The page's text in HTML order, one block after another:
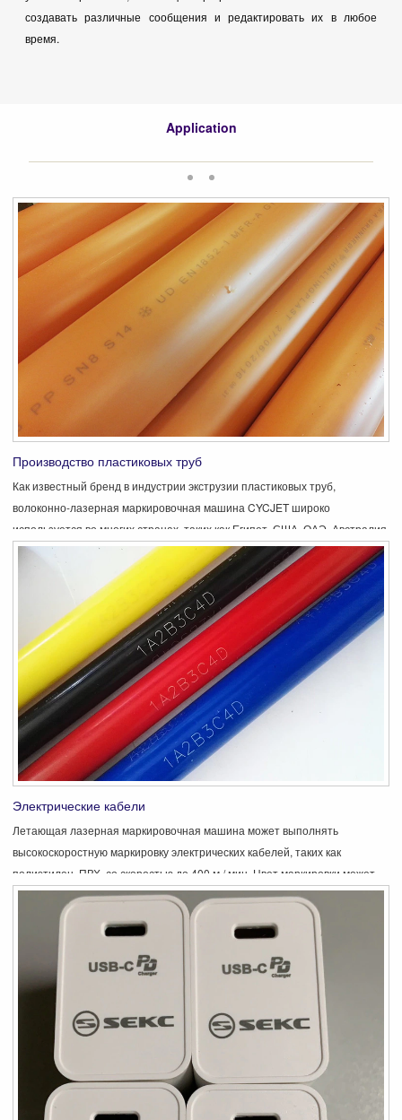
создавать различные сообщения и редактировать их в любое
время.
Application
Производство пластиковых труб
Как известный бренд в индустрии экструзии пластиковых труб,
волоконно-лазерная маркировочная машина CYCJET широко
используется во многих странах, таких как Египет, США, ОАЭ, Австралия,
Канада, ЕС, Россия и другие страны. Он может применять многие
пластиковые материалы, такие как ПВХ, HDPE, MDPE, LDPE, PPR, PP,
Электрические кабели
Летающая лазерная маркировочная машина может выполнять
высокоскоростную маркировку электрических кабелей, таких как
полиэтилен, ПВХ, со скоростью до 400 м / мин. Цвет маркировки может
быть белым, серым, желтым. Результат маркировки зависит от скорости
экструзии, цвета кабеля, длины сообщения, расстояния и т. Д.